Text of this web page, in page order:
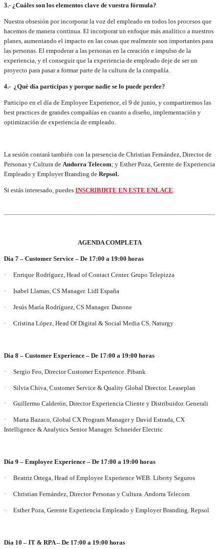
3.- ¿Cuáles son los elementos clave de vuestra fórmula?
Nuestra obsesión por incorporar la voz del empleado en todos los procesos que
hacemos de manera continua. El incorporar un enfoque más analítico a nuestros
planes, aumentando el impacto en las cosas que realmente son importantes para
las personas. El empoderar a las personas en la creación e impulso de la
experiencia, y el conseguir que la experiencia de empleado deje de ser un
proyecto para pasar a formar parte de la cultura de la compañía.
4.- ¿Qué día participas y porque nadie se lo puede perder?
Participo en el día de Employee Experience, el 9 de junio, y compartiremos las
best practices de grandes compañías en cuanto a diseño, implementación y
optimización de experiencia de empleado.
La sesión contará también con la presencia de Christian Fernández, Director de
Personas y Cultura de Andorra Telecom; y Esther Poza, Gerente de Experiencia
Empleado y Employer Branding de Repsol.
Si estás interesado, puedes INSCRIBIRTE EN ESTE ENLACE
AGENDA COMPLETA
Día 7 – Customer Service – De 17:00 a 19:00 horas
· Enrique Rodríguez, Head of Contact Center. Grupo Telepizza
· Isabel Llamas, CS Manager. Lidl España
· Jesús María Rodríguez, CS Manager. Danone
· Cristina López, Head Of Digital & Social Media CS. Naturgy
Día 8 – Customer Experience – De 17:00 a 19:00 horas
· Sergio Feo, Director Customer Experience. Pibank
· Silvia Chiva, Customer Service & Quality Global Director. Leaseplan
· Guillermo Calderón, Director Experiencia Cliente y Distribuidor. Generali
· Marta Bazaco, Global CX Program Manager y David Estrada, CX
Intelligence & Analytics Senior Manager. Schneider Electric
Día 9 – Employee Experience – De 17:00 a 19:00 horas
· Beatriz Ortega, Head of Employee Experience WEB. Liberty Seguros
· Christian Fernández, Director Personas y Cultura. Andorra Telecom
· Esther Poza, Gerente Experiencia Empleado y Employer Branding. Repsol
Día 10 – IT & RPA – De 17:00 a 19:00 horas